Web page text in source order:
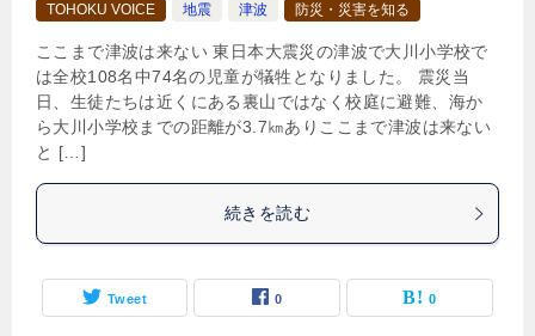
TOHOKU VOICE
地震 津波 防災・災害を知る
ここまで津波は来ない 東日本大震災の津波で大川小学校で
は全校108名中74名の児童が犠牲となりました。 震災当
日、生徒たちは近くにある裏山ではなく校庭に避難、海か
ら大川小学校までの距離が3.7㎞ありここまで津波は来ない
と […]
続きを読む
Tweet 0 0